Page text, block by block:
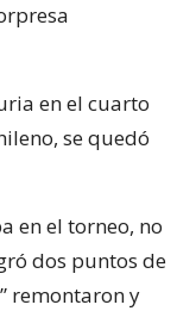
en el cuarto
se quedó
en el torneo, no
dos puntos de
remontaron y